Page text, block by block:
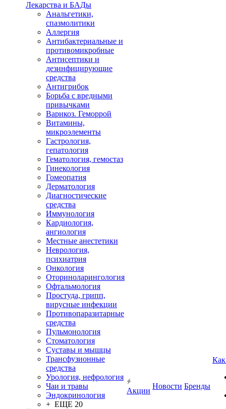
Лекарства и БАДы
Анальгетики,
спазмолитики
Аллергия
Антибактериальные и
противомикробные
Антисептики и
дезинфицирующие
средства
Антигрибок
Борьба с вредными
привычками
Варикоз. Геморрой
Витамины,
микроэлементы
Гастрология,
гепатология
Гематология, гемостаз
Гинекология
Гомеопатия
Дерматология
Диагностические
средства
Иммунология
Кардиология,
ангиология
Местные анестетики
Неврология,
психиатрия
Онкология
Оториноларингология
Офтальмология
Простуда, грипп,
вирусные инфекции
Противопаразитарные
средства
Пульмонология
Стоматология
Суставы и мышцы
Трансфузионные
средства
Урология, нефрология
Чаи и травы
Эндокринология
+ ЕЩЕ 20
Акции
Новости Бренды